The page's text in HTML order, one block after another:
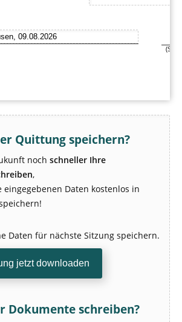
Quittung speichern?
noch schneller Ihre
,
eingegebenen Daten kostenlos in
Daten für nächste Sitzung speichern.
Dokumente schreiben?